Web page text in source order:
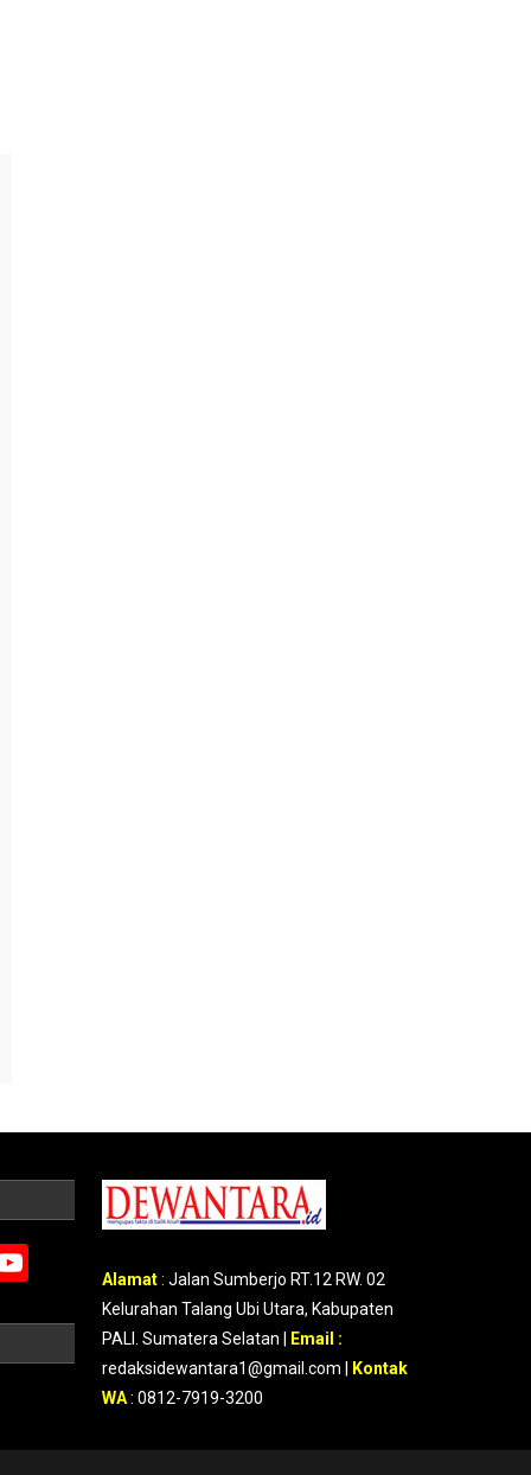
YouTube
Alamat: Jalan Sumberjo RT.12 RW. 02
Kelurahan Talang Ubi Utara, Kabupaten
PALI. Sumatera Selatan | Email :
redaksidewantara1@gmail.com | Kontak
WA : 0812-7919-3200